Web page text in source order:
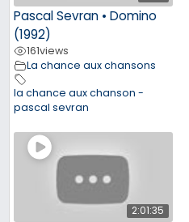
Pascal Sevran • Domino
(1992)
161views
La chance aux chansons
la chance aux chanson -
pascal sevran
2:01:35